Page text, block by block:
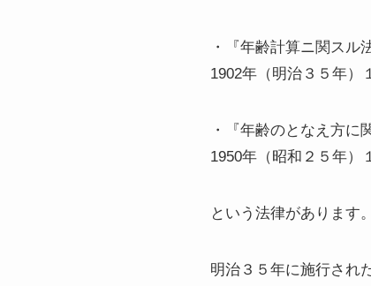
・『年齢計算ニ関スル
1902年（明治３５年）
・『年齢のとなえ方に
1950年（昭和２５年）
という法律があります。
明治３５年に施行され